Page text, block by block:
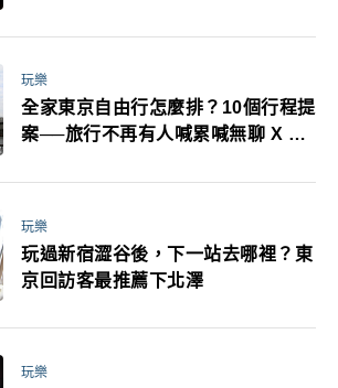
萬！注意事項一次看！
玩樂
全家東京自由行怎麼排？10個行程提
案──旅行不再有人喊累喊無聊 X 爸
玩樂
玩過新宿澀谷後，下一站去哪裡？東
京回訪客最推薦下北澤
玩樂